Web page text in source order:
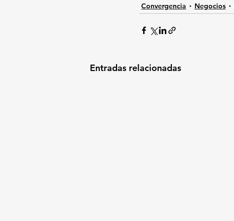
Convergencia Negocios
Entradas relacionadas